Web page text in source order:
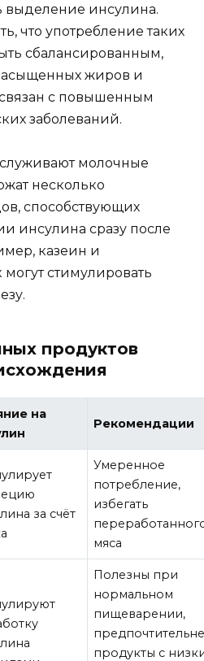
выделение инсулина.
что употребление таких
сбалансированным,
жиров и
с повышенным
заболеваний.
молочные
несколько
способствующих
инсулина сразу после
казеин и
стимулировать
продуктов
на
Рекомендации
за счёт
Умеренное
потребление,
избегать
мяса
Полезны при
нормальном
пищеварении,
продукты с